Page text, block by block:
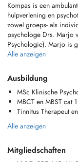
Kompas is een
hulpverlening en
zowel groeps- als
psychologe Drs. Marjo
Psychologie). Marjo is
herstel gericht gewerkt.
Kompas is lid van het
geregistreerd, AGB
Belgische
gecertificeerd Klinisch
geconventioneerd
zijn wij Tinnitus Adem
i.o Van Dixhoorn.
Kompas is bekend met
Alle anzeigen
Ausbildung
MSc Klinische
MBCT en MBST cat
Tinnitus Therapeut
Alle anzeigen
Mitgliedschaften